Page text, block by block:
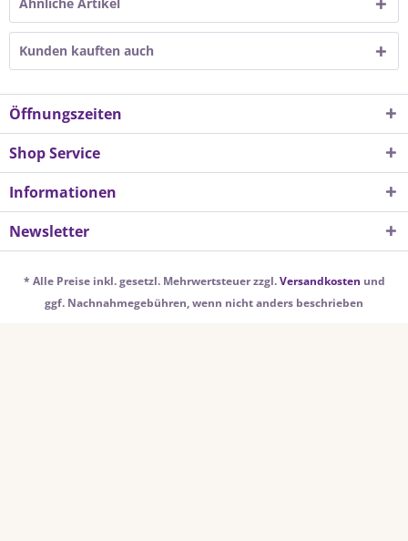
Kunden kauften auch
Öffnungszeiten
Shop Service
Informationen
Newsletter
* Alle Preise inkl. gesetzl. Mehrwertsteuer zzgl.Versandkosten und
ggf. Nachnahmegebühren, wenn nicht anders beschrieben